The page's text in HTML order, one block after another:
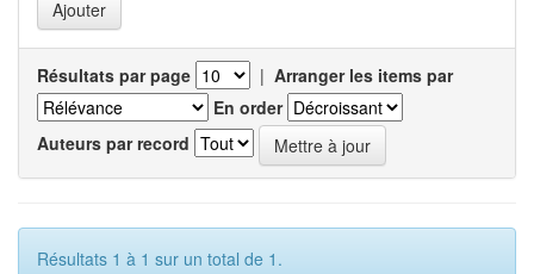
Résultats par page | Arranger les items par
En order
Auteurs par record
Résultats 1 à 1 sur un total de 1.